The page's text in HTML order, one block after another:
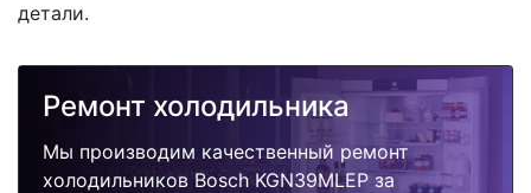
детали.
Ремонт холодильника
Мы производим качественный ремонт
холодильников Bosch KGN39MLEP за